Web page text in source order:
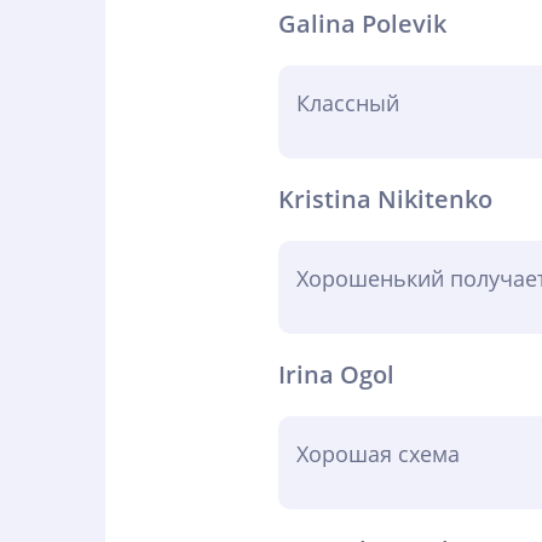
Galina Polevik
Классный
Kristina Nikitenko
Хорошенький
Irina Ogol
Хорошая схема